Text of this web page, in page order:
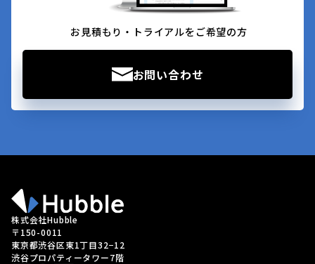
お見積もり・トライアルをご希望の方
お問い合わせ
株式会社Hubble
〒150-0011
東京都渋谷区東1丁目32−12
渋谷プロパティータワー7階